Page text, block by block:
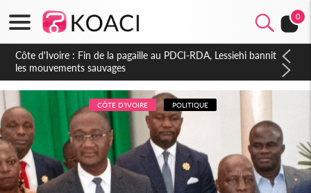
0
Côte d'Ivoire : Ouattara promet des sanctions contre les
déguerpissements illégaux
CÔTE D'IVOIRE POLITIQUE